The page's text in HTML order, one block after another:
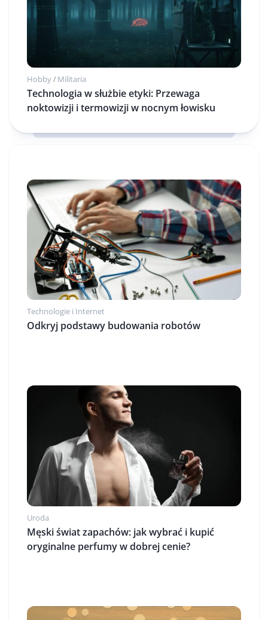
Hobby/ Militaria
Technologia w służbie etyki: Przewaga
noktowizji i termowizji w nocnym łowisku
Technologie i Internet
Odkryj podstawy budowania robotów
Uroda
Męski świat zapachów: jak wybrać i kupić
oryginalne perfumy w dobrej cenie?